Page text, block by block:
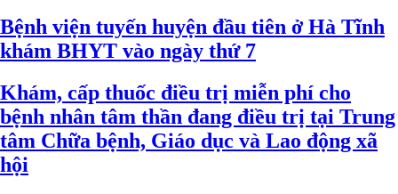
Bệnh viện tuyến huyện đầu tiên ở Hà Tĩnh
khám BHYT vào ngày thứ 7
Khám, cấp thuốc điều trị miễn phí cho
bệnh nhân tâm thần đang điều trị tại Trung
tâm Chữa bệnh, Giáo dục và Lao động xã
hội